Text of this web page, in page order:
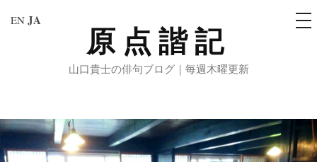
へ
ス
原点諧記
山口貴士の俳句ブログ｜毎週木曜更新
メ
ニ
EN JA